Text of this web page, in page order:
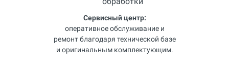
Сервисный центр:
оперативное обслуживание и
ремонт благодаря технической базе
и оригинальным комплектующим.